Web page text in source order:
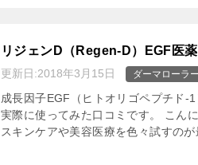
リジェンD（Regen-D）EGF医
更新日:2018年3月15日 ダーマローラ
成長因子EGF（ヒトオリゴペプチド-
実際に使ってみた口コミです。 こん
スキンケアや美容医療を色々試すの